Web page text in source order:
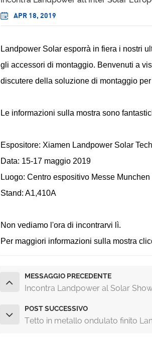
APR 18, 2019
Landpower Solar esporrà in fiera i nostri
gli accessori di montaggio. Benvenuti a
discutere della soluzione di montaggio
Le informazioni sulla mostra sono
Espositore: Xiamen Landpower Solar
Data: 15-17 maggio 2019
Luogo: Centro espositivo Messe
Stand: A1,410A
Non vediamo l'ora di incontrarvi lì.
Per maggiori informazioni sulla mostra
MESSAGGIO PRECEDENTE
Incontra Landpower al Solar
POST SUCCESSIVO
Tetto in metallo ondulato finito